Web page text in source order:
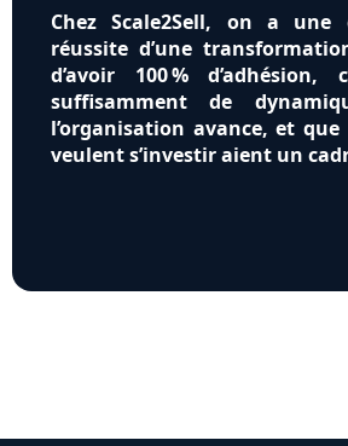
Chez Scale2Sell, on a une
réussite d’une
d’avoir 100 % d’adhésion,
suffisamment de
l’organisation avance, et
veulent s’investir aient un